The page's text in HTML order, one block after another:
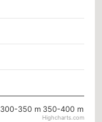
300-350 m 350-400 m
Highcharts.com